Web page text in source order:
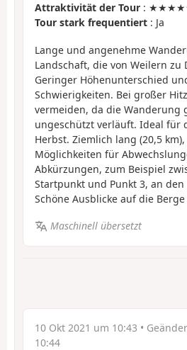
Attraktivität der Tour :
Tour stark frequentiert : Ja
Lange und angenehme
Landschaft, die von Weilern zu
Geringer Höhenunterschied
Schwierigkeiten. Bei großer
vermeiden, da die Wanderung
ungeschützt verläuft. Ideal für
Herbst. Ziemlich lang (20,5
Möglichkeiten für
Abkürzungen, zum Beispiel
Startpunkt und Punkt 3, an den
Schöne Ausblicke auf die
Maschinell übersetzt
10 Okt 2021 um 10:43 •
10:44